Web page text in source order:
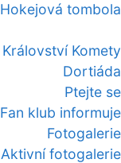
Hokejová tombola
Království Komety
Dortiáda
Ptejte se
Fan klub informuje
Fotogalerie
Aktivní fotogalerie